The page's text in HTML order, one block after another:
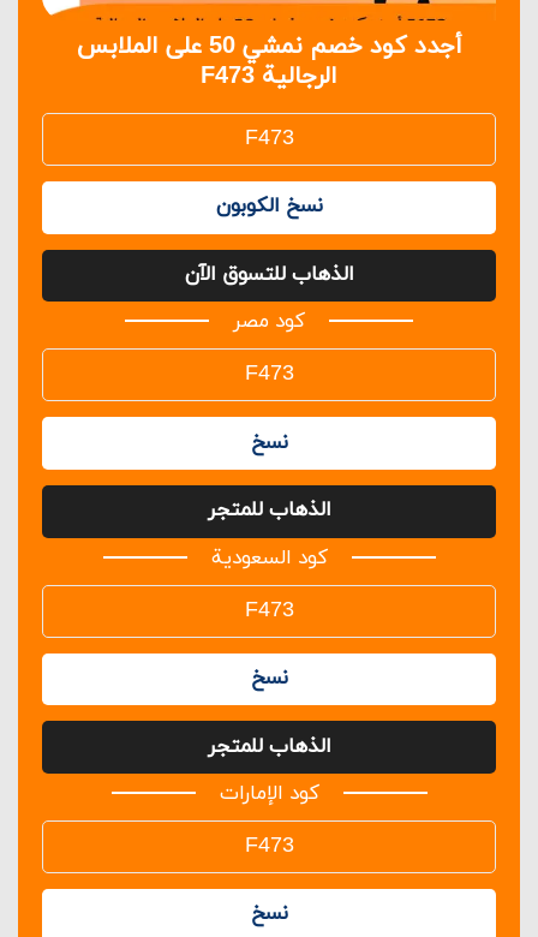
أجدد كود خصم نمشي 50 على الملابس
الرجالية F473
نسخ الكوبون
الذهاب للتسوق الآن
كود مصر
نسخ
الذهاب للمتجر
كود السعودية
نسخ
الذهاب للمتجر
كود الإمارات
نسخ